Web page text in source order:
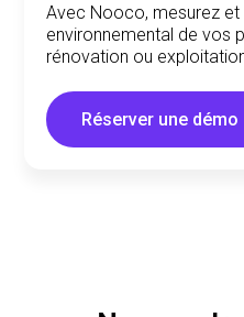
Avec Nooco, mesurez
environnemental de vos
rénovation ou
Réserver une démo